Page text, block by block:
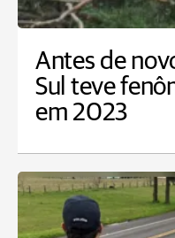
Antes de
Sul teve
em 2023